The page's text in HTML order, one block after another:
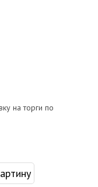
на торги по